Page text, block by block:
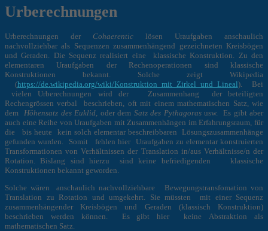
Urberechnungen
Urberechnungen der Cohaerentic lösen Uraufgaben anschaulich
nachvollziehbar als Sequenzen zusammenhängend gezeichneten Kreisbögen
und Geraden. Die Sequenz realisiert eine klassische Konstruktion. Zu den
elementaren Uraufgaben der Rechenoperationen sind klassische
Konstruktionen bekannt. Solche zeigt Wikipedia
(https://de.wikipedia.org/wiki/Konstruktion_mit_Zirkel_und_Lineal). Bei
vielen Urberechnungen wird der
Zusammenhang der beteiligten
Rechengrössen verbal beschrieben, oftmit einem mathematischen Satz,wie
dem Höhensatz des Euklid , oder dem Satz des Pythagorasusw. Es gibt aber
auch eine Reihe von Uraufgaben mit Zusammenhängen im Erfahrungsraum, für
die bis heute kein solch elementar beschreibbaren Lösungszusammenhänge
gefunden wurden. Somit fehlen hier Uraufgaben zu elementar konstruierten
Transformationen von Verhältnissen der Translation in/aus Verhältnisse/n der
Rotation. Bislang sind hierzu sind keine befriedigenden klassische
Konstruktionen bekannt geworden.
Solche wären anschaulich nachvollziehbare Bewegungstransfomation von
Translation zu Rotation und umgekehrt. Sie müssten mit einer Sequenz
zusammenhängender Kreisbögen und Geraden (klassisch Konstruktion)
beschrieben werden können. Es gibt hier keine Abstraktion als
mathematischen Satz.